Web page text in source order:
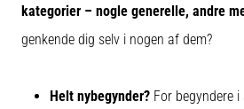
alle
artikler
kategorier – nogle generelle, andre
genkende dig selv i nogen af dem?
Helt nybegynder? For begyndere